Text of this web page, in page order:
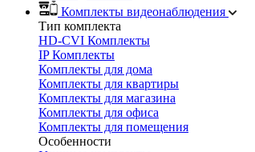
Комплекты видеонаблюдения
Тип комплекта
HD-CVI Комплекты
IP Комплекты
Комплекты для дома
Комплекты для квартиры
Комплекты для магазина
Комплекты для офиса
Комплекты для помещения
Особенности